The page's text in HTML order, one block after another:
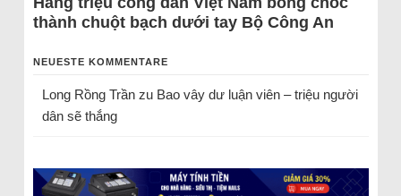
thành chuột bạch dưới tay Bộ Công An
NEUESTE KOMMENTARE
Long Rồng Trầnzu Bao vây dư luận viên – triệu người
dân sẽ thắng